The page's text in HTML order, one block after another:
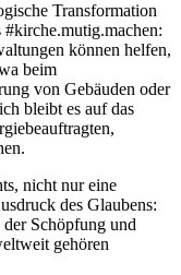
Transformation
können helfen,
beim
von Gebäuden oder
bleibt es auf das
nicht nur eine
des Glaubens:
Schöpfung und
gehören